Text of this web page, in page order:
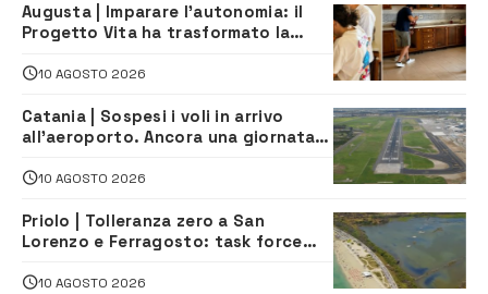
Augusta | Imparare l’autonomia: il
Progetto Vita ha trasformato la
indipendenza
10 AGOSTO 2026
Catania | Sospesi i voli in arrivo
all’aeroporto. Ancora una giornata
10 AGOSTO 2026
Priolo | Tolleranza zero a San
Lorenzo e Ferragosto: task force
navette gratuite
10 AGOSTO 2026